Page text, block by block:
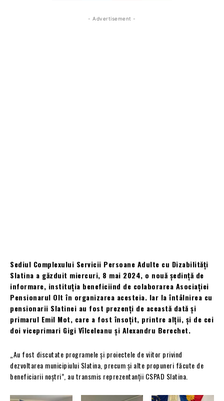
- Advertisement -
Sediul Complexului Servicii Persoane Adulte cu Dizabilități
Slatina a găzduit miercuri, 8 mai 2024, o nouă ședință de
informare, instituția beneficiind de colaborarea Asociației
Pensionarul Olt în organizarea acesteia. Iar la întâlnirea cu
pensionarii Slatinei au fost prezenți de această dată și
primarul Emil Mot, care a fost însoțit, printre alții, și de cei
doi viceprimari Gigi Vîlceleanu și Alexandru Berechet.
„Au fost discutate programele și proiectele de viitor privind
dezvoltarea municipiului Slatina, precum și alte propuneri făcute de
beneficiarii noștri”, au transmis reprezentanții CSPAD Slatina.